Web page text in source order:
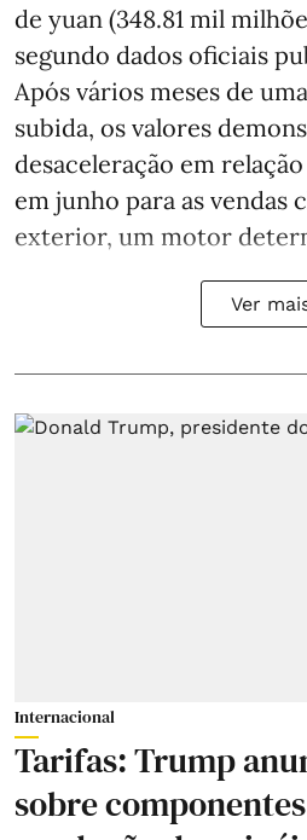
de yuan (348.81 mil
segundo dados oficiais
Após vários meses de
subida, os valores
desaceleração em
em junho para as vendas
exterior, um motor
Ver
Internacional
Tarifas: Trump
sobre